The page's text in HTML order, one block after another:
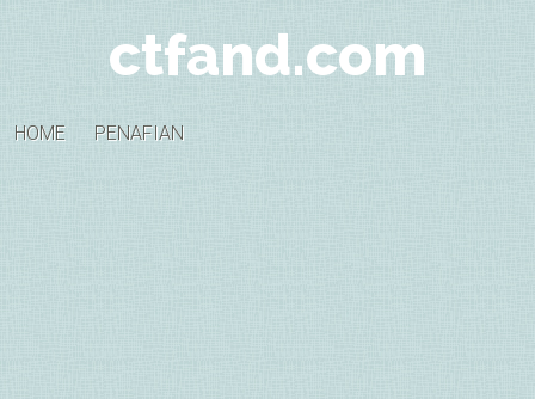
ctfand.com
HOME PENAFIAN